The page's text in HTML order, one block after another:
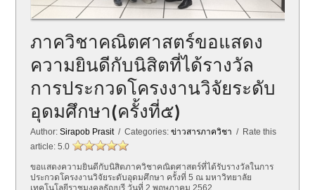
ภาควิชาคณิตศาสตร์ขอแสดง
ความยินดีกับนิสิตที่ได้รางวัล
การประกวดโครงงานวิจัยระดับ
อุดมศึกษา(ครั้งที่๕)
Author:Sirapob Prasit/ Categories:ข่าวสารภาควิชา / Rate this
article:5.0
ขอแสดงความยินดีกับนิสิตภาควิชาคณิตศาสตร์ที่ได้รับรางวัลในการ
ประกวดโครงงานวิจัยระดับอุดมศึกษา ครั้งที่ 5 ณ มหาวิทยาลัย
เทคโนโลยีราชมงคลธัญบุรี วันที่ 2 พฤษภาคม 2562